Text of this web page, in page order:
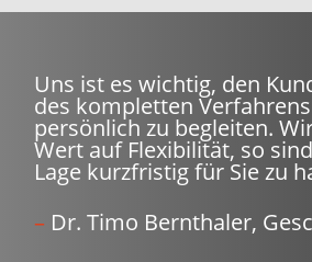
Uns ist es wichtig, den
des kompletten
persönlich zu begleiten.
Wert auf Flexibilität, so
Lage kurzfristig für Sie zu
– Dr. Timo Bernthaler,